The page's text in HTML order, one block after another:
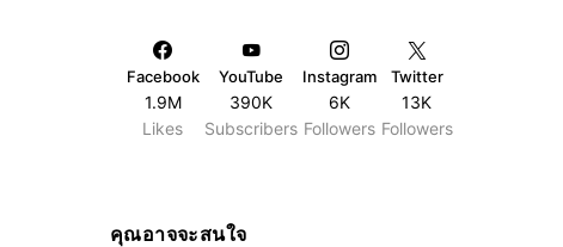
Facebook
1.9M
Likes
YouTube
390K
Subscribers
Instagram
6K
Followers
Twitter
13K
Followers
คุณอาจจะสนใจ